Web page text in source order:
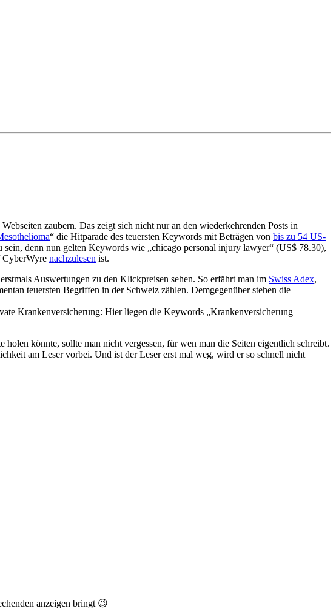
zaubern. Das zeigt sich nicht nur an den wiederkehrenden Posts in
“ die Hitparade des teuersten Keywords mit Beträgen von bis zu 54 US-
denn nun gelten Keywords wie „chicago personal injury lawyer“ (US$ 78.30),
CyberWyre nachzulesen ist.
Auswertungen zu den Klickpreisen sehen. So erfährt man im Swiss Adex,
teuersten Begriffen in der Schweiz zählen. Demgegenüber stehen die
Krankenversicherung: Hier liegen die Keywords „Krankenversicherung
könnte, sollte man nicht vergessen, für wen man die Seiten eigentlich schreibt.
am Leser vorbei. Und ist der Leser erst mal weg, wird er so schnell nicht
anzeigen bringt 😉